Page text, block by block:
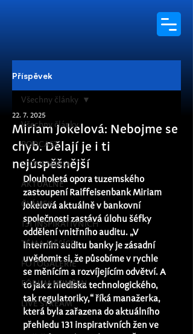
Příspěvek
Všechny články
PODCAST
SLOVENSKO
AKTUÁLNĚ
ČLÁNEK
131 INSPIRATIVNÍCH
TÉMA MĚSÍCE
FOTOGALERIE
FÓRUM #FINŽEN
LIVE STREAM
Všechny články
Miriam Jokelová: Nebojme se
chyb. Dělají je i ti
nejúspěšnější
22. 7. 2025
Dlouholetá opora tuzemského
zastoupení Raiffeisenbank Miriam
Jokelová aktuálně v bankovní
společnosti zastává úlohu šéfky
oddělení vnitřního auditu. „V
interním auditu banky je zásadní
uvědomit si, že působíme v rychle
se měnícím a rozvíjejícím odvětví. A
to jak z hlediska technologického,
tak regulatoriky,“ říká manažerka,
která byla zařazena do aktuálního
přehledu 131 inspirativních žen ve